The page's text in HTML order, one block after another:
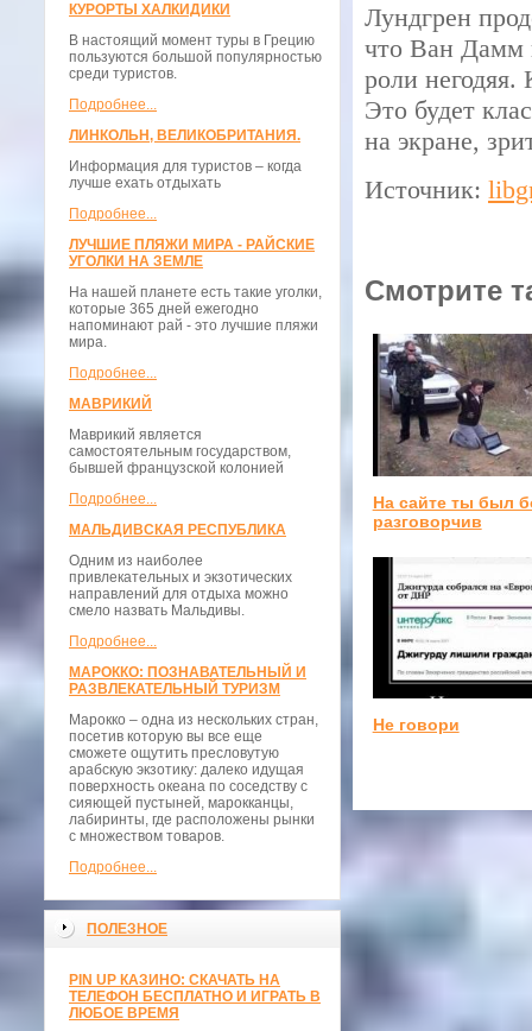
КУРОРТЫ ХАЛКИДИКИ
В настоящий момент туры в Грецию
пользуются большой популярностью
среди туристов.
Подробнее...
ЛИНКОЛЬН, ВЕЛИКОБРИТАНИЯ.
Информация для туристов – когда
лучше ехать отдыхать
Подробнее...
ЛУЧШИЕ ПЛЯЖИ МИРА - РАЙСКИЕ
УГОЛКИ НА ЗЕМЛЕ
На нашей планете есть такие уголки,
которые 365 дней ежегодно
напоминают рай - это лучшие пляжи
мира.
Подробнее...
МАВРИКИЙ
Маврикий является
самостоятельным государством,
бывшей французской колонией
Подробнее...
МАЛЬДИВСКАЯ РЕСПУБЛИКА
Одним из наиболее
привлекательных и экзотических
направлений для отдыха можно
смело назвать Мальдивы.
Подробнее...
МАРОККО: ПОЗНАВАТЕЛЬНЫЙ И
РАЗВЛЕКАТЕЛЬНЫЙ ТУРИЗМ
Марокко – одна из нескольких стран,
посетив которую вы все еще
сможете ощутить пресловутую
арабскую экзотику: далеко идущая
поверхность океана по соседству с
сияющей пустыней, марокканцы,
лабиринты, где расположены рынки
с множеством товаров.
Подробнее...
ПОЛЕЗНОЕ
PIN UP КАЗИНО: СКАЧАТЬ НА
ТЕЛЕФОН БЕСПЛАТНО И ИГРАТЬ В
ЛЮБОЕ ВРЕМЯ
Лундгрен
что Ван Дамм
роли
Это будет
на экране,
Источник:
Смотрите
На сайте ты был
разговорчив
Не говори